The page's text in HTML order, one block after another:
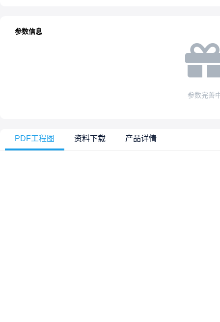
参数信息
参数完善
PDF工程图 资料下载 产品详情